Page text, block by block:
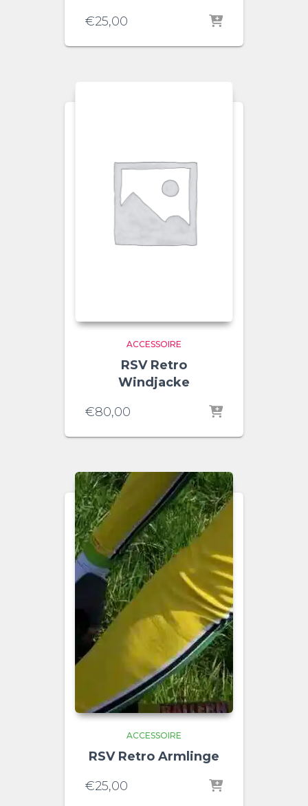
€25,00
ACCESSOIRE
RSV Retro
Windjacke
€80,00
ACCESSOIRE
RSV Retro Armlinge
€25,00